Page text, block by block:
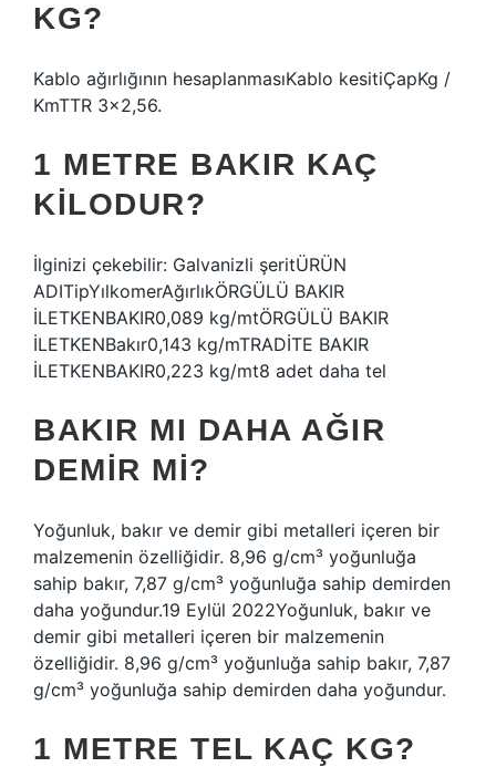
KG?
Kablo ağırlığının hesaplanmasıKablo kesitiÇapKg /
KmTTR 3×2,56.
1 METRE BAKIR KAÇ
KILODUR?
İlginizi çekebilir: Galvanizli şeritÜRÜN
ADITipYılkomerAğırlıkÖRGÜLÜ BAKIR
İLETKENBAKIR0,089 kg/mtÖRGÜLÜ BAKIR
İLETKENBakır0,143 kg/mTRADİTE BAKIR
İLETKENBAKIR0,223 kg/mt8 adet daha tel
BAKIR MI DAHA AĞIR
DEMIR MI?
Yoğunluk, bakır ve demir gibi metalleri içeren bir
malzemenin özelliğidir. 8,96 g/cm³ yoğunluğa
sahip bakır, 7,87 g/cm³ yoğunluğa sahip demirden
daha yoğundur.19 Eylül 2022Yoğunluk, bakır ve
demir gibi metalleri içeren bir malzemenin
özelliğidir. 8,96 g/cm³ yoğunluğa sahip bakır, 7,87
g/cm³ yoğunluğa sahip demirden daha yoğundur.
1 METRE TEL KAÇ KG?